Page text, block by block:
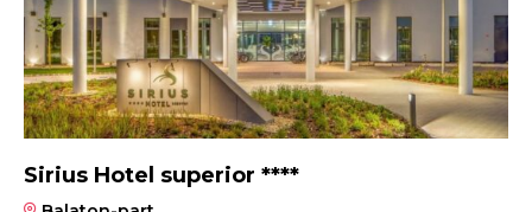
Sirius Hotel superior ****